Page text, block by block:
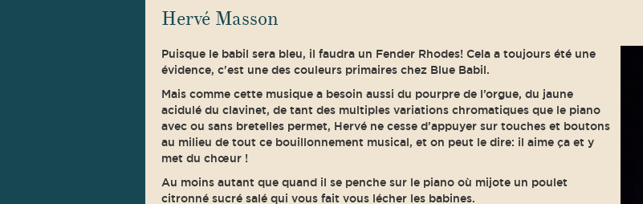
Hervé Masson
Puisque le babil sera bleu, il faudra un Fender Rhodes! Cela a toujours été une
évidence, c'est une des couleurs primaires chez Blue Babil.
Mais comme cette musique a besoin aussi du pourpre de l’orgue, du jaune
acidulé du clavinet, de tant des multiples variations chromatiques que le piano
avec ou sans bretelles permet, Hervé ne cesse d’appuyer sur touches et boutons
au milieu de tout ce bouillonnement musical, et on peut le dire: il aime ça et y
met du chœur !
Au moins autant que quand il se penche sur le piano où mijote un poulet
citronné sucré salé qui vous fait vous lécher les babines.